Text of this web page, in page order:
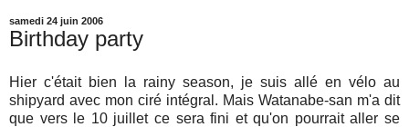
samedi 24 juin 2006
Birthday party
Hier c'était bien la rainy season, je suis allé en vélo au
shipyard avec mon ciré intégral. Mais Watanabe-san m'a dit
que vers le 10 juillet ce sera fini et qu'on pourrait aller se